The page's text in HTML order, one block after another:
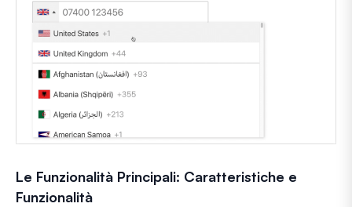
Le Funzionalità Principali: Caratteristiche e
Funzionalità